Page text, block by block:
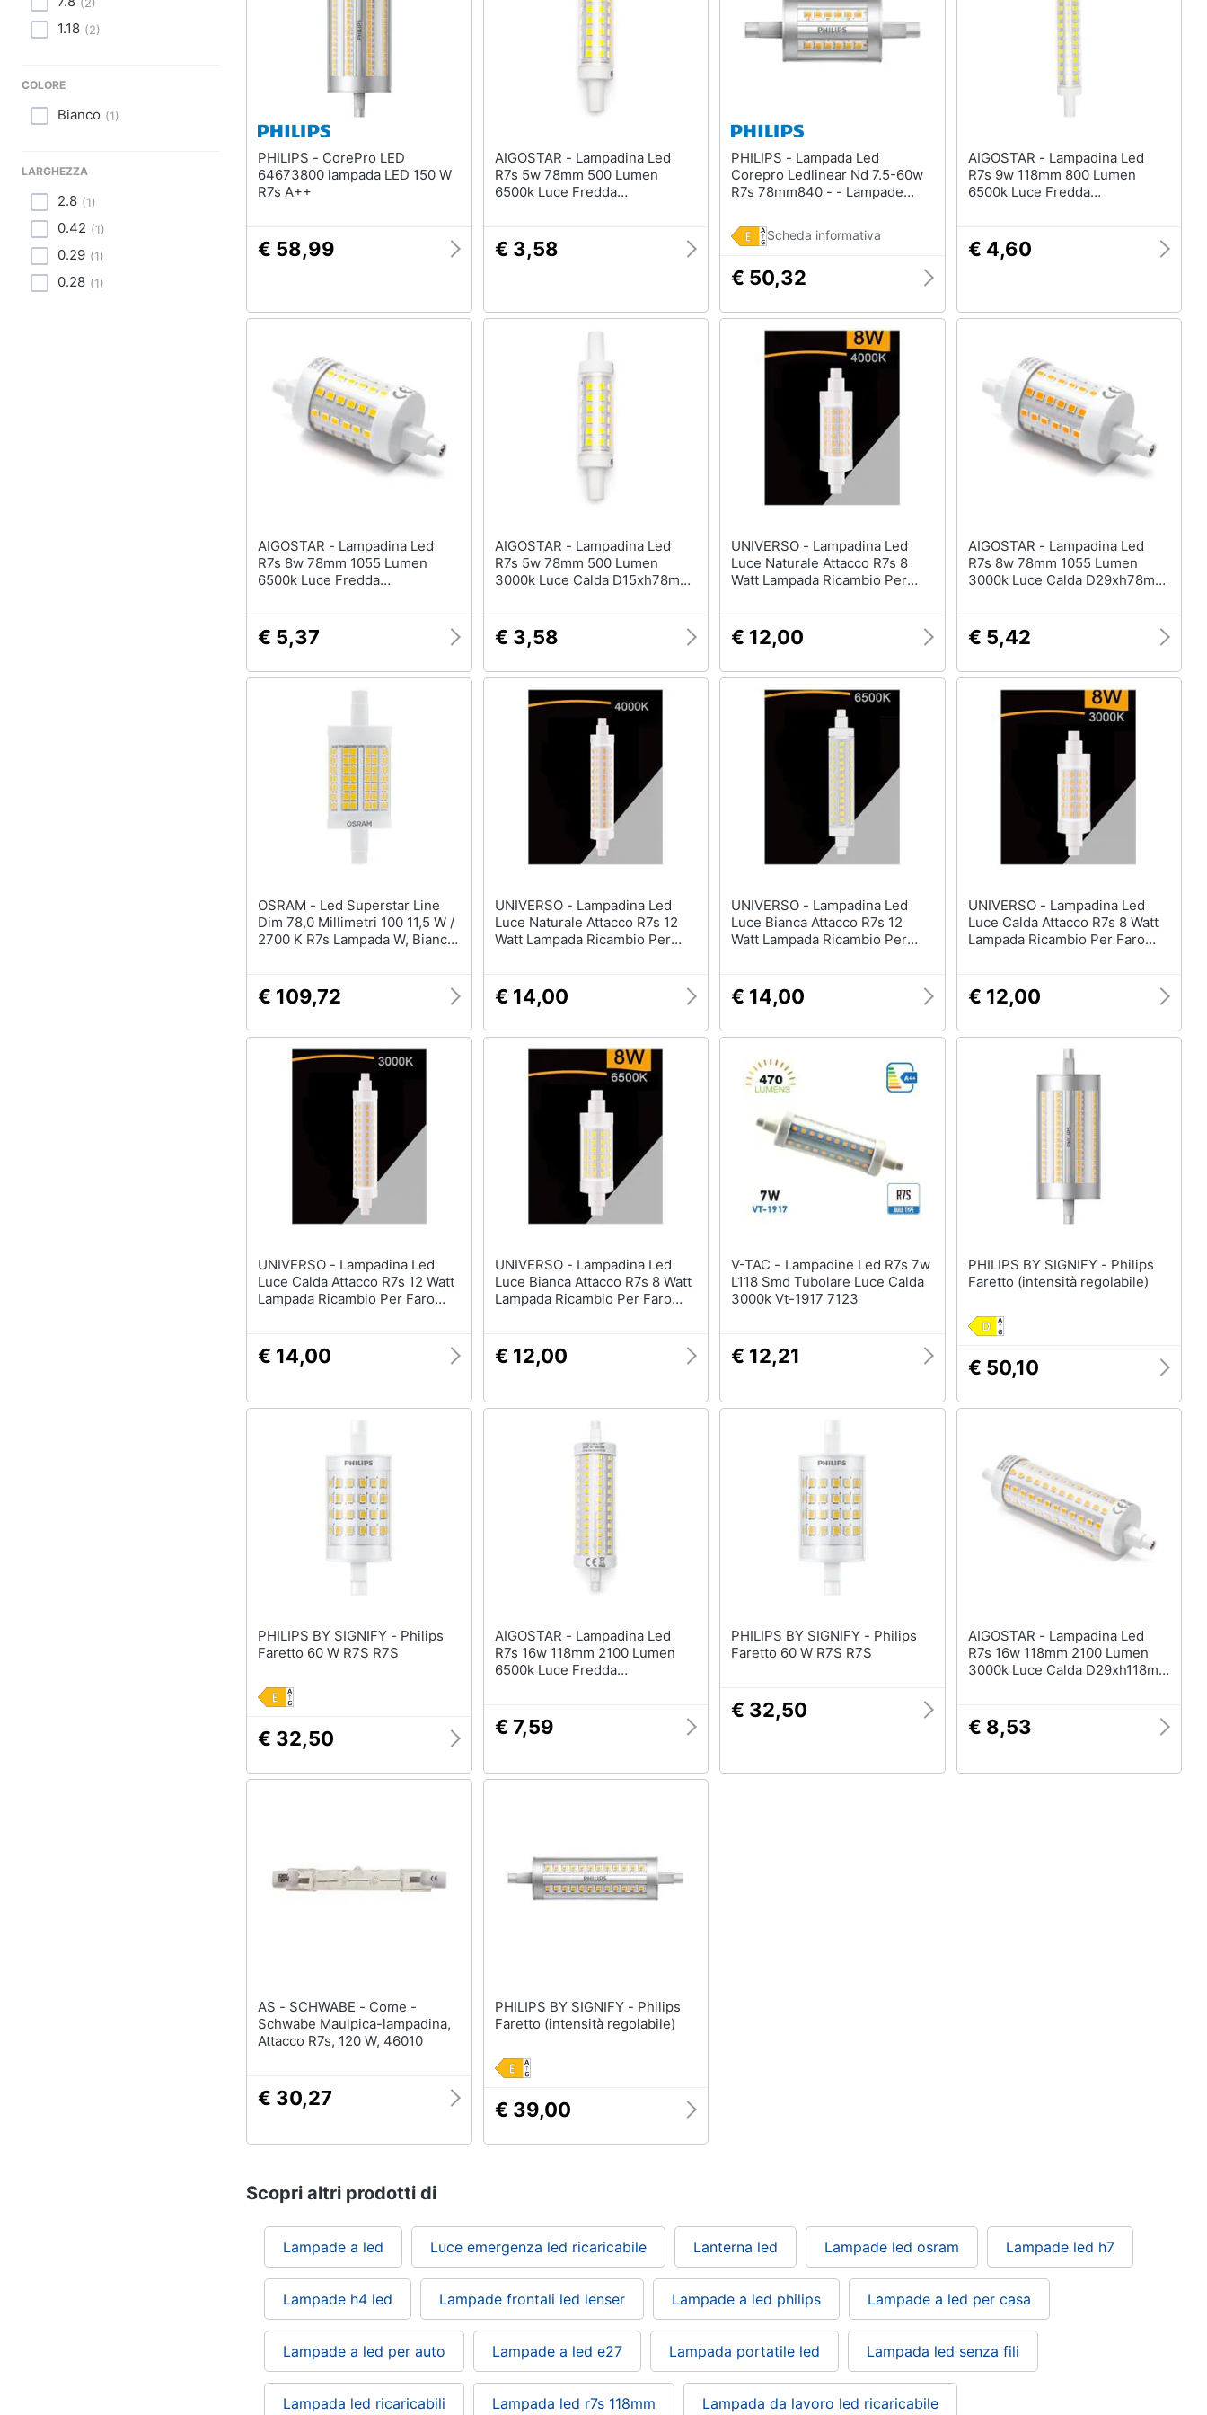
Libri, cd e dvd
Festività e ricorrenze
Promozioni
Mobili lavanderia
Armadio portascope
1.18 (2)
COLORE
Bianco (1)
LARGHEZZA
2.8 (1)
0.42 (1)
0.29 (1)
0.28 (1)
PHILIPS - CorePro LED
64673800 lampada LED 150 W
R7s A++
€ 58,99
AIGOSTAR - Lampadina Led
R7s 5w 78mm 500 Lumen
6500k Luce Fredda
Energetica A+
€ 3,58
PHILIPS - Lampada Led
Corepro Ledlinear Nd 7.5-60w
R7s 78mm840 - - Lampade
Scheda informativa
€ 50,32
AIGOSTAR - Lampadina Led
R7s 9w 118mm 800 Lumen
6500k Luce Fredda
Classe A+
€ 4,60
AIGOSTAR - Lampadina Led
R7s 8w 78mm 1055 Lumen
6500k Luce Fredda
Energetica A+
€ 5,37
AIGOSTAR - Lampadina Led
R7s 5w 78mm 500 Lumen
3000k Luce Calda D15xh78mm
A+
€ 3,58
UNIVERSO - Lampadina Led
Luce Naturale Attacco R7s 8
Watt Lampada Ricambio Per
€ 12,00
AIGOSTAR - Lampadina Led
R7s 8w 78mm 1055 Lumen
3000k Luce Calda D29xh78mm
A+
€ 5,42
OSRAM - Led Superstar Line
Dim 78,0 Millimetri 100 11,5 W /
2700 K R7s Lampada W, Bianco,
€ 109,72
UNIVERSO - Lampadina Led
Luce Naturale Attacco R7s 12
Watt Lampada Ricambio Per
€ 14,00
UNIVERSO - Lampadina Led
Luce Bianca Attacco R7s 12
Watt Lampada Ricambio Per
€ 14,00
UNIVERSO - Lampadina Led
Luce Calda Attacco R7s 8 Watt
Lampada Ricambio Per Faro
€ 12,00
UNIVERSO - Lampadina Led
Luce Calda Attacco R7s 12 Watt
Lampada Ricambio Per Faro
€ 14,00
UNIVERSO - Lampadina Led
Luce Bianca Attacco R7s 8 Watt
Lampada Ricambio Per Faro
€ 12,00
V-TAC - Lampadine Led R7s 7w
L118 Smd Tubolare Luce Calda
3000k Vt-1917 7123
€ 12,21
PHILIPS BY SIGNIFY - Philips
Faretto (intensità regolabile)
€ 50,10
PHILIPS BY SIGNIFY - Philips
Faretto 60 W R7S R7S
€ 32,50
AIGOSTAR - Lampadina Led
R7s 16w 118mm 2100 Lumen
6500k Luce Fredda
Classe A+
€ 7,59
PHILIPS BY SIGNIFY - Philips
Faretto 60 W R7S R7S
€ 32,50
AIGOSTAR - Lampadina Led
R7s 16w 118mm 2100 Lumen
3000k Luce Calda D29xh118mm
€ 8,53
AS - SCHWABE - Come -
Schwabe Maulpica-lampadina,
Attacco R7s, 120 W, 46010
€ 30,27
PHILIPS BY SIGNIFY - Philips
Faretto (intensità regolabile)
€ 39,00
Scopri altri prodotti di
Lampade a led Luce emergenza led ricaricabile Lanterna led Lampade led osram Lampade led h7
Lampade h4 led Lampade frontali led lenser Lampade a led philips Lampade a led per casa
Lampade a led per auto Lampade a led e27 Lampada portatile led Lampada led senza fili
Lampada led ricaricabili Lampada led r7s 118mm Lampada da lavoro led ricaricabile